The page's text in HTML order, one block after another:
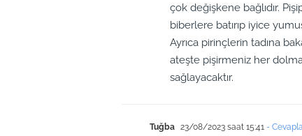
çok değişkene bağlıdır.
biberlere batırıp iyice
Ayrıca pirinçlerin tadına
ateşte pişirmeniz her
sağlayacaktır.
Tuğba 23/08/2023 saat 15:41 - Cevapla